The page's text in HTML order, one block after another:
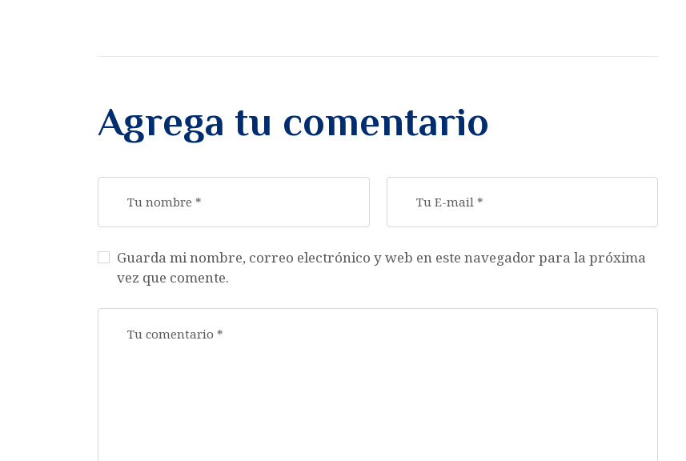
Agrega tu comentario
Guarda mi nombre, correo electrónico y web en este navegador para la próxima
vez que comente.